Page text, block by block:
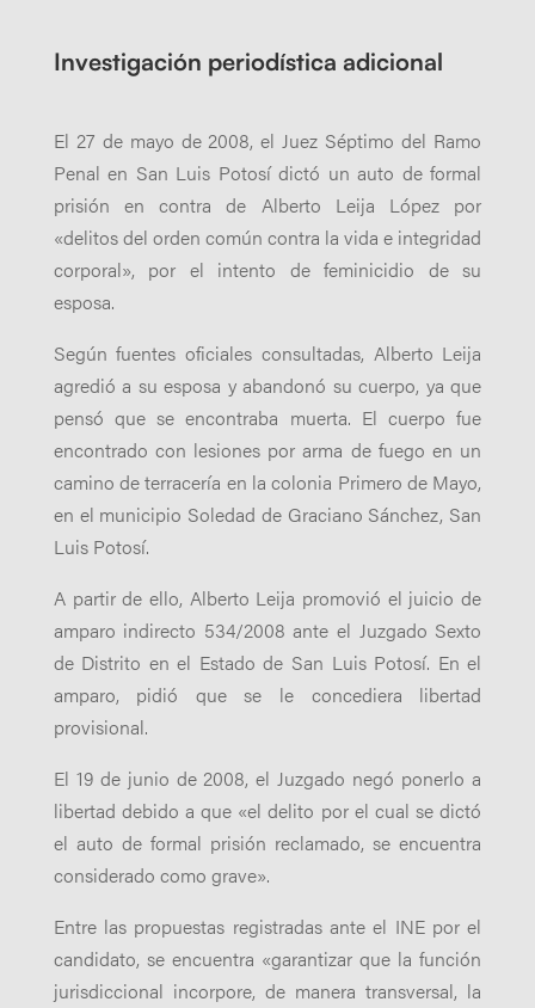
Investigación periodística adicional
El 27 de mayo de 2008, el Juez Séptimo del Ramo
Penal en San Luis Potosí dictó un auto de formal
prisión en contra de Alberto Leija López por
«delitos del orden común contra la vida e integridad
corporal», por el intento de feminicidio de su
esposa.
Según fuentes oficiales consultadas, Alberto Leija
agredió a su esposa y abandonó su cuerpo, ya que
pensó que se encontraba muerta. El cuerpo fue
encontrado con lesiones por arma de fuego en un
camino de terracería en la colonia Primero de Mayo,
en el municipio Soledad de Graciano Sánchez, San
Luis Potosí.
A partir de ello, Alberto Leija promovió el juicio de
amparo indirecto 534/2008 ante el Juzgado Sexto
de Distrito en el Estado de San Luis Potosí. En el
amparo, pidió que se le concediera libertad
provisional.
El 19 de junio de 2008, el Juzgado negó ponerlo a
libertad debido a que «el delito por el cual se dictó
el auto de formal prisión reclamado, se encuentra
considerado como grave».
Entre las propuestas registradas ante el INE por el
candidato, se encuentra «garantizar que la función
jurisdiccional incorpore, de manera transversal, la